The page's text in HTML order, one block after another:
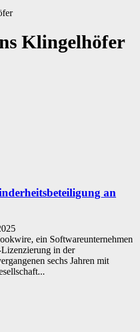
Klingelhöfer
an
ein Softwareunternehmen
in der
sechs Jahren mit